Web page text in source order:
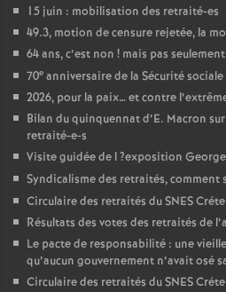
15 juin : mobilisation des retraité-es
49.3, motion de censure rejetée, la
64 ans, c’est non ! mais pas seulement
70e anniversaire de la Sécurité sociale
2026, pour la paix… et contre
Bilan du quinquennat d’E. Macron
retraité-e-s
Visite guidée de l?exposition
Syndicalisme des retraités, comment
Circulaire des retraités duSNES
Résultats des votes des retraités de
Le pacte de responsabilité : une
qu’aucun gouvernement n’avait osé
Circulaire des retraités duSNES